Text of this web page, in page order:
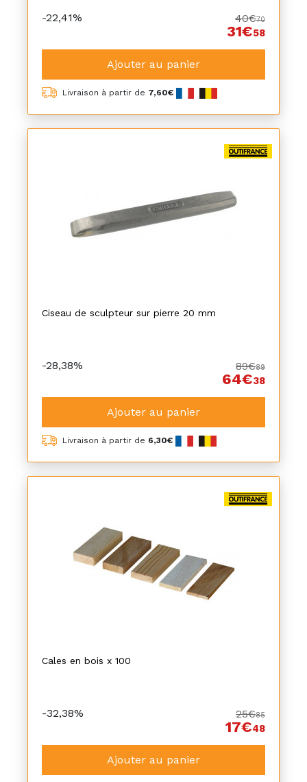
-22,41% 40€70
31€58
Ajouter au panier
Livraison à partir de 7,60€
Ciseau de sculpteur sur pierre 20 mm
-28,38% 89€89
64€38
Ajouter au panier
Livraison à partir de 6,30€
Cales en bois x 100
-32,38% 25€85
17€48
Ajouter au panier